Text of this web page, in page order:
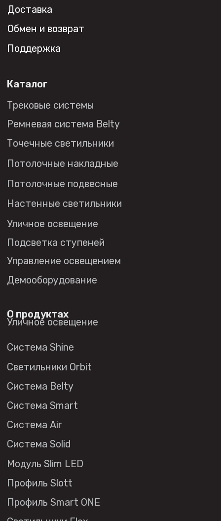
Контакты
Монтажным организациям
Где
© 2026 DENKIRS
opt@denkirs.ru
Социальные сети
Сотрудничество
Торговым компаниям
Проекты
Политика в отношении
обработки персональных данных
Публичная оферта